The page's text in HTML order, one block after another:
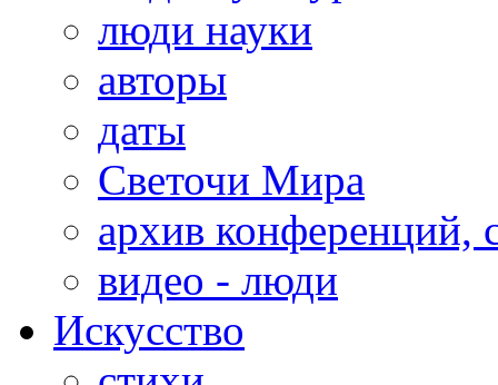
люди науки
авторы
даты
Светочи Мира
архив конференций,
видео - люди
Искусство